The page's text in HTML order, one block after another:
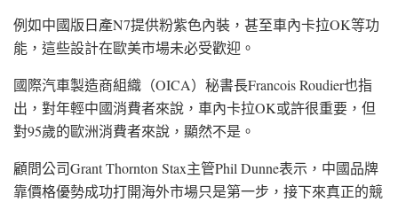
例如中國版日產N7提供粉紫色內裝，甚至車內卡拉OK等功
能，這些設計在歐美市場未必受歡迎。
國際汽車製造商組織（OICA）秘書長Francois Roudier也指
出，對年輕中國消費者來說，車內卡拉OK或許很重要，但
對95歲的歐洲消費者來說，顯然不是。
顧問公司Grant Thornton Stax主管Phil Dunne表示，中國品牌
靠價格優勢成功打開海外市場只是第一步，接下來真正的競